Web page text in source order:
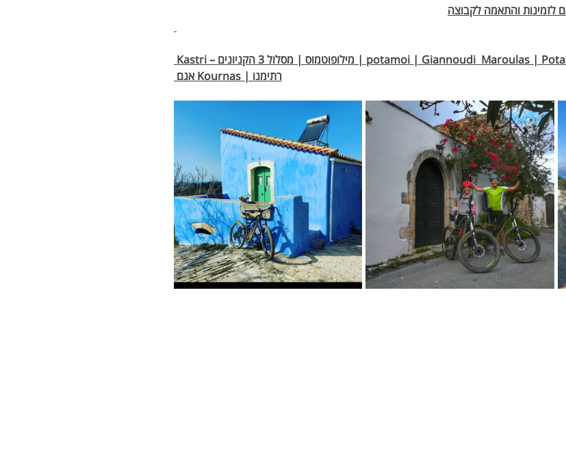
Kastri – מילופוטמוס | מסלול 3 הקניונים | potamoi | Giannoudi  Maroulas | Potamoi | Vrissinas | אגם Episkopi |
אגם Kournas | רתימנו